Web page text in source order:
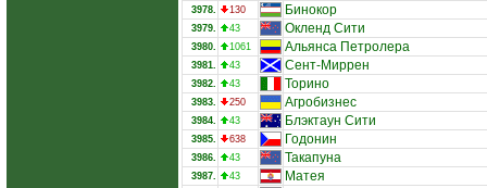
3978. 130 Бинокор
3979. 43 Окленд Сити
3980. 1061 Альянса Петролера
3981. 43 Сент-Миррен
3982. 43 Торино
3983. 250 Агробизнес
3984. 43 Блэктаун Сити
3985. 638 Годонин
3986. 43 Такапуна
3987. 43 Матея